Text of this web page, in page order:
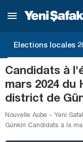
Elections locales
Candidats à
mars 2024 du
district de
Nouvelle Aube - Yeni
Günkiri Candidats à la
Ardahan
Aydın
Balıkesir
Bartın
Batman
Bayburt